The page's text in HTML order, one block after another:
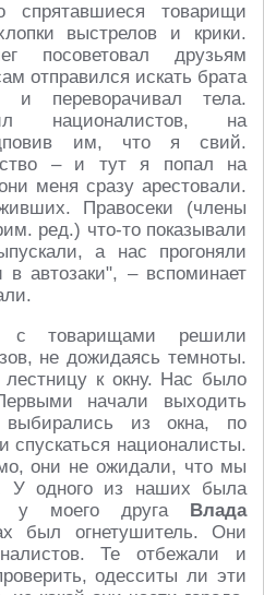
товарищи
выстрелов и крики.
посоветовал друзьям
отправился искать брата
переворачивал тела.
националистов, на
им, что я свий.
– и тут я попал на
меня сразу арестовали.
Правосеки (члены
ред.) что-то показывали
а нас прогоняли
в автозаки", – вспоминает
товарищами решили
не дожидаясь темноты.
к окну. Нас было
начали выходить
из окна, по
спускаться националисты.
они не ожидали, что мы
У одного из наших была
у моего друга Влада
был огнетушитель. Они
Те отбежали и
одесситы ли эти